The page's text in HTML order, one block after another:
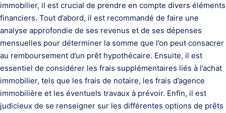
immobilier, il est crucial de prendre en compte divers éléments
financiers. Tout d’abord, il est recommandé de faire une
analyse approfondie de ses revenus et de ses dépenses
mensuelles pour déterminer la somme que l’on peut consacrer
au remboursement d’un prêt hypothécaire. Ensuite, il est
essentiel de considérer les frais supplémentaires liés à l’achat
immobilier, tels que les frais de notaire, les frais d’agence
immobilière et les éventuels travaux à prévoir. Enfin, il est
judicieux de se renseigner sur les différentes options de prêts